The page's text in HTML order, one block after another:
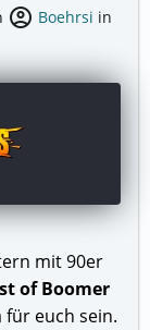
account_circle Boehrsi in
mit 90er
of Boomer
für euch sein.